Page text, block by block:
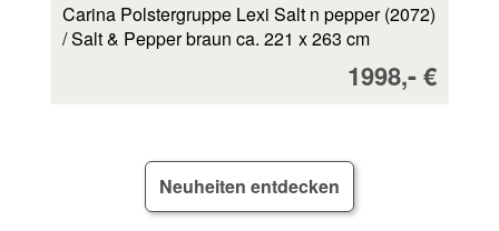
Carina Polstergruppe Lexi Salt n pepper (2072)
/ Salt & Pepper braun ca. 221 x 263 cm
1998,-€
Neuheiten entdecken